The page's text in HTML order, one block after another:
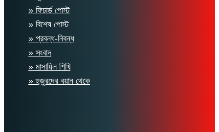
» ফিচার্ড পোস্ট
» বিশেষ পোস্ট
» প্রবন্ধ-নিবন্ধ
» সংবাদ
» মাসায়িল শিখি
» হুজুরদের বয়ান থেকে